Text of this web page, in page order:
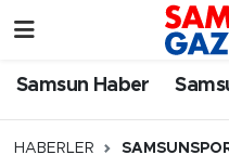
Samsun Haber
HABERLER
Samsun Haber
Samsun Nöbetçi